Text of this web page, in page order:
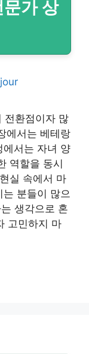
가 상
전환점이자 많
에서는 베테랑
에서는 자녀 양
역할을 동시
실 속에서 마
분들이 많으
생각으로 혼
고민하지 마